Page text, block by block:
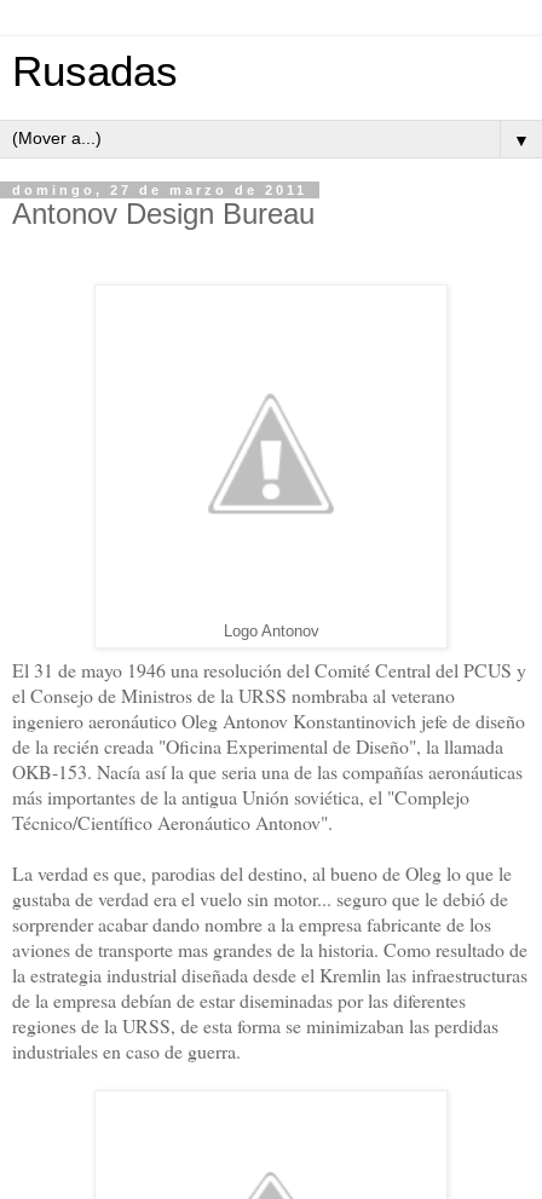
Rusadas
▼
domingo, 27 de marzo de 2011
Antonov Design Bureau
Logo Antonov
El 31 de mayo 1946 una resolución del Comité Central del PCUS y
el Consejo de Ministros dela URSS nombraba al veterano
ingeniero aeronáutico Oleg Antonov Konstantinovich jefe de diseño
de la recién creada "Oficina Experimental de Diseño", la llamada
OKB-153. Nacía así la que seria una de las compañías aeronáuticas
más importantes de la antigua Unión soviética, el "Complejo
Técnico/Científico Aeronáutico Antonov".
La verdad es que, parodias del destino, al bueno de Oleg lo que le
gustaba de verdad era el vuelo sin motor... seguro que le debió de
sorprender acabar dando nombre a la empresa fabricante de los
aviones de transporte mas grandes de la historia. Como resultado de
la estrategia industrial diseñada desde el Kremlin las infraestructuras
de la empresa debían de estar diseminadas por las diferentes
regiones dela URSS, de esta forma se minimizaban las perdidas
industriales en caso de guerra.